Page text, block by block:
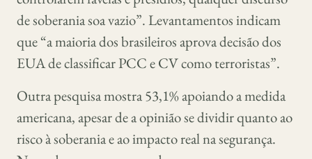
de soberania soa vazio”. Levantamentos indicam
que “a maioria dos brasileiros aprova decisão dos
EUA de classificar PCC e CV como terroristas”.
Outra pesquisa mostra 53,1% apoiando a medida
americana, apesar de a opinião se dividir quanto ao
risco à soberania e ao impacto real na segurança.